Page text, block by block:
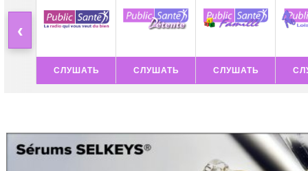
‹
СЛУШАТЬ СЛУШАТЬ СЛУШАТЬ